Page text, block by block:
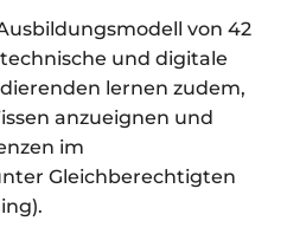
von 42
und digitale
lernen zudem,
anzueignen und
im
Gleichberechtigten